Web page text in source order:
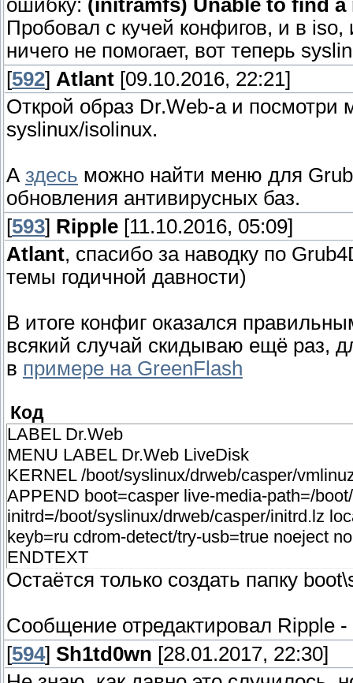
ошибку: (initramfs) Unable to find
Пробовал с кучей конфигов, и в
ничего не помогает, вот теперь
[592] Atlant [09.10.2016, 22:21]
Открой образ Dr.Web-а и посмотри
syslinux/isolinux.
А здесь можно найти меню для
обновления антивирусных баз.
[593] Ripple [11.10.2016, 05:09]
Atlant, спасибо за наводку по
темы годичной давности)
В итоге конфиг оказался
всякий случай скидываю ещё раз,
в примере на GreenFlash
Код
LABEL Dr.Web
MENU LABEL Dr.Web LiveDisk
KERNEL /boot/syslinux/drweb/casper/
APPEND boot=casper live-media-path=/
initrd=/boot/syslinux/drweb/casper/initrd.lz
keyb=ru cdrom-detect/try-usb=true noeject
ENDTEXT
Остаётся только создать папку
Сообщение отредактировал Ripple -
[594] Sh1td0wn [28.01.2017, 22:30]